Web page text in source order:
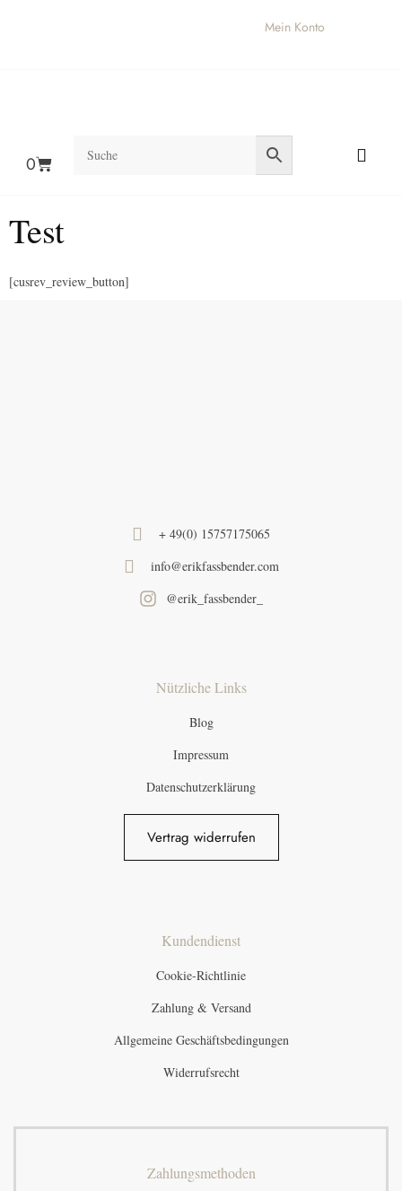
Mein Konto
0
Test
[cusrev_review_button]
+ 49(0) 15757175065
info@erikfassbender.com
@erik_fassbender_
Nützliche Links
Blog
Impressum
Datenschutzerklärung
Vertrag widerrufen
Kundendienst
Cookie-Richtlinie
Zahlung & Versand
Allgemeine Geschäftsbedingungen
Widerrufsrecht
Zahlungsmethoden